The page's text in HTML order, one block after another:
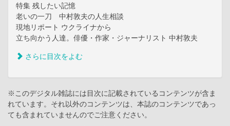
特集 残したい記憶
老いの一刀 中村敦夫の人生相談
現地リポート ウクライナから
立ち向かう人達。俳優・作家・ジャーナリスト 中村敦夫
さらに目次をよむ
※このデジタル雑誌には目次に記載されているコンテンツが含ま
れています。それ以外のコンテンツは、本誌のコンテンツであっ
ても含まれていませんのでご注意ください。